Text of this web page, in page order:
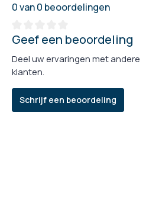
0 van 0 beoordelingen
Geef een beoordeling
Deel uw ervaringen met andere
klanten.
Schrijf een beoordeling